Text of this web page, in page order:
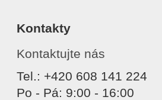
Kontakty
Kontaktujte nás
Tel.: +420 608 141 224
Po - Pá: 9:00 - 16:00